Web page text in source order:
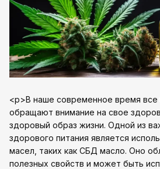
<p>В наше современное время
обращают внимание на свое
здоровый образ жизни. Одной из
здорового питания является
масел, таких как СБД масло. Оно
полезных свойств и может быть